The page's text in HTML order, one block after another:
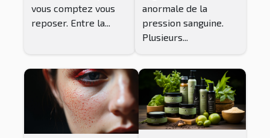
vous comptez vous
reposer. Entre la...
anormale de la
pression sanguine.
Plusieurs...